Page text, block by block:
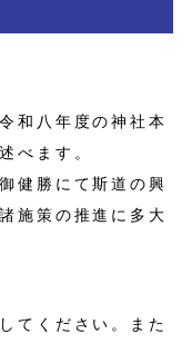
和八年度の神社本
べます。
健勝にて斯道の興
施策の推進に多大
てください。また